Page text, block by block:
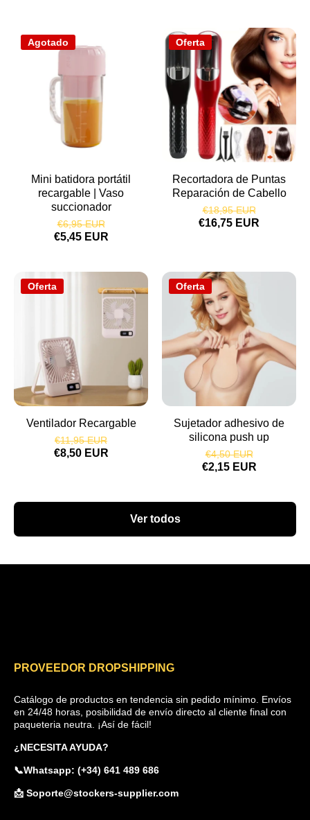
Agotado
Mini batidora portátil
recargable | Vaso
succionador
€6,95 EUR
€5,45 EUR
Oferta
Recortadora de Puntas
Reparación de Cabello
€18,95 EUR
€16,75 EUR
Oferta
Ventilador Recargable
€11,95 EUR
€8,50 EUR
Oferta
Sujetador adhesivo de
silicona push up
€4,50 EUR
€2,15 EUR
Ver todos
PROVEEDOR DROPSHIPPING
Catálogo de productos en tendencia sin pedido mínimo. Envíos
en 24/48 horas, posibilidad de envío directo al cliente final con
paqueteria neutra. ¡Así de fácil!
¿NECESITA AYUDA?
📞Whatsapp: (+34) 641 489 686
📩 Soporte@stockers-supplier.com